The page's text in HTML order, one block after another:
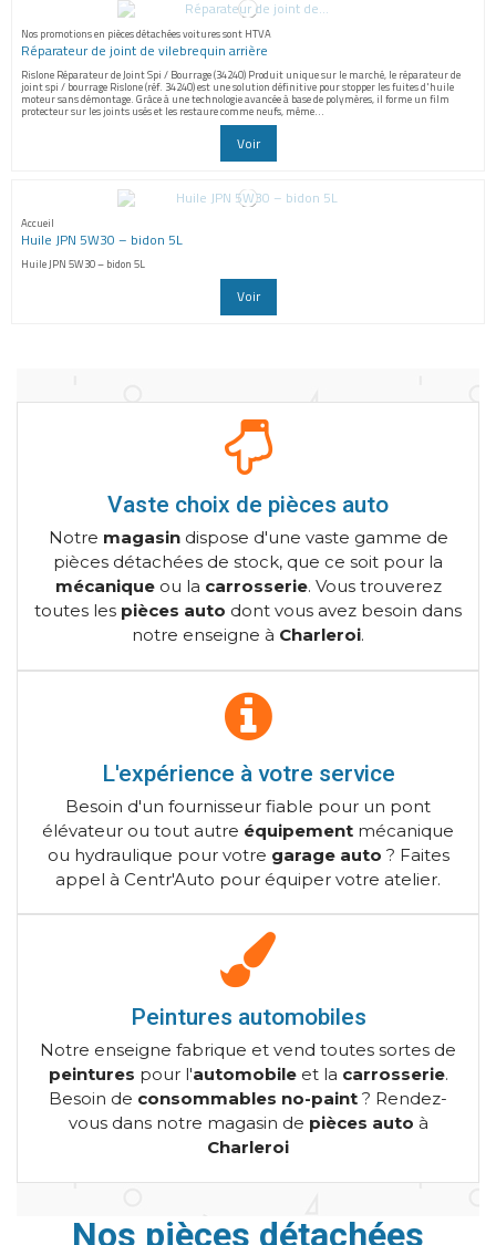
Nos promotions en pièces détachées voitures sont HTVA
Réparateur de joint de vilebrequin arrière
Rislone Réparateur de Joint Spi / Bourrage (34240) Produit unique sur le marché, le réparateur de
joint spi / bourrage Rislone (réf. 34240) est une solution définitive pour stopper les fuites d'huile
moteur sans démontage. Grâce à une technologie avancée à base de polymères, il forme un film
protecteur sur les joints usés et les restaure comme neufs, même...
Voir
Accueil
Huile JPN 5W30 – bidon 5L
Huile JPN 5W30 – bidon 5L
Voir
Vaste choix de pièces auto
Notre magasindispose d'une vaste gamme de
pièces détachées de stock, que ce soit pour la
mécaniqueou la carrosserie. Vous trouverez
toutes les pièces auto dont vous avez besoin dans
notre enseigne à Charleroi.
L'expérience à votre service
Besoin d'un fournisseur fiable pour un pont
élévateur ou tout autre équipement mécanique
ou hydraulique pour votre garage auto ? Faites
appel à Centr'Auto pour équiper votre atelier.
Peintures automobiles
Notre enseigne fabrique et vend toutes sortes de
peintures pour l'automobileet la carrosserie.
Besoin de consommables no-paint ? Rendez-
vous dans notre magasin de pièces auto à
Charleroi
Nos pièces détachées